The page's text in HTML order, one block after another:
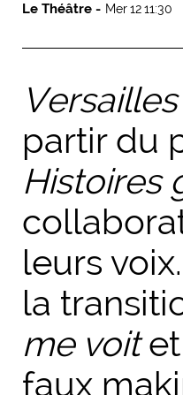
Le Théâtre - Mer 12 11:30
partir du
Histoires
leurs
la
me voitet
faux